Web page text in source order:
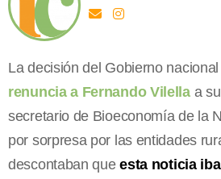
La decisión del Gobierno
renuncia a Fernando Vilella a
secretario de Bioeconomía de la
por sorpresa por las entidades
descontaban queesta noticia